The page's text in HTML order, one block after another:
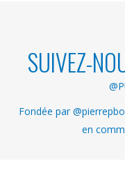
SUIVEZ-
Fondée par
en